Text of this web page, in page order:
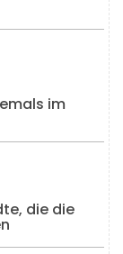
im
die die